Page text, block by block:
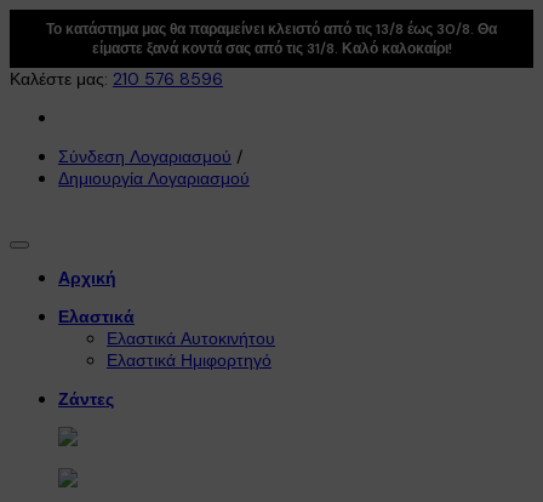
Το κατάστημα μας θα παραμείνει κλειστό από τις 13/8 έως 30/8. Θα
είμαστε ξανά κοντά σας από τις 31/8. Καλό καλοκαίρι!
Καλέστε μας: 210 576 8596
Σύνδεση Λογαριασμού /
Δημιουργία Λογαριασμού
Αρχική
Ελαστικά
Ελαστικά Αυτοκινήτου
Ελαστικά Ημιφορτηγό
Ζάντες